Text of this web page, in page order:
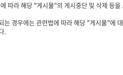
라 해당 "게시물"의 게시중단 및 삭제 등
경우에는 관련법에 따라 해당 "게시물"에
.